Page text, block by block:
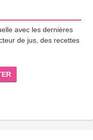
avec les dernières
de jus, des recettes